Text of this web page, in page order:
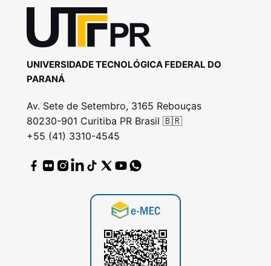
UNIVERSIDADE TECNOLÓGICA FEDERAL DO
PARANÁ
Av. Sete de Setembro, 3165 Rebouças
80230-901 Curitiba PR Brasil 🇧🇷
+55 (41) 3310-4545